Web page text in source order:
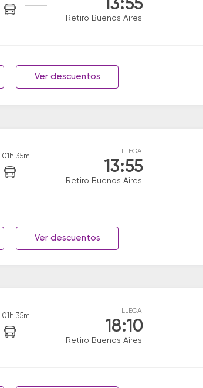
13:55
Retiro Buenos Aires
Ver descuentos
01h 35m
LLEGA
13:55
Retiro Buenos Aires
Ver descuentos
01h 35m
LLEGA
18:10
Retiro Buenos Aires